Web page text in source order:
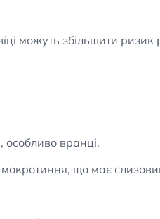
можуть збільшити
особливо вранці.
що має